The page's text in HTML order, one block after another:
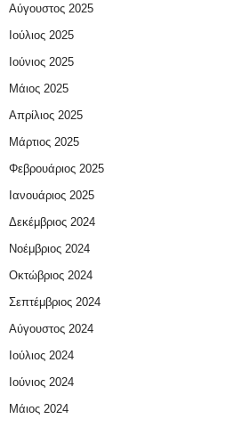
Αύγουστος 2025
Ιούλιος 2025
Ιούνιος 2025
Μάιος 2025
Απρίλιος 2025
Μάρτιος 2025
Φεβρουάριος 2025
Ιανουάριος 2025
Δεκέμβριος 2024
Νοέμβριος 2024
Οκτώβριος 2024
Σεπτέμβριος 2024
Αύγουστος 2024
Ιούλιος 2024
Ιούνιος 2024
Μάιος 2024